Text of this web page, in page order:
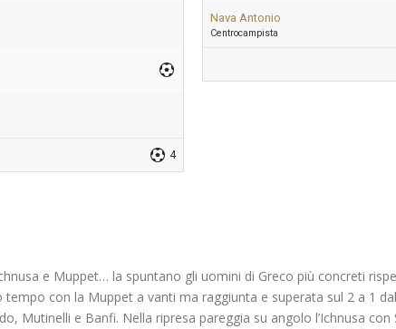
4
Nava Antonio
Centrocampista
e Muppet… la spuntano gli uomini di Greco più concreti
con la Muppet a vanti ma raggiunta e superata sul 2 a 1
Mutinelli e Banfi. Nella ripresa pareggia su angolo l’Ichnusa